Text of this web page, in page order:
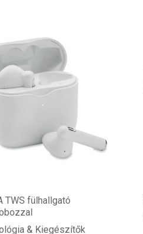
TWS fülhallgató
& Kiegészítők